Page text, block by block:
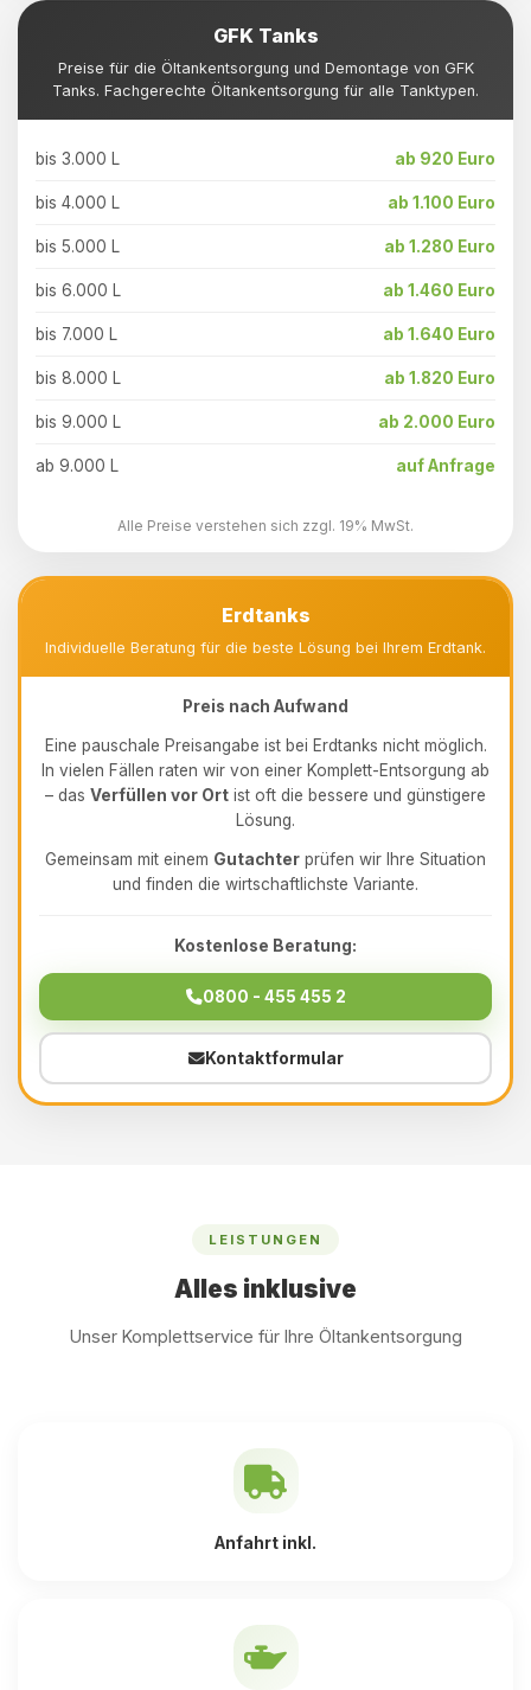
GFK Tanks
Preise für die Öltankentsorgung und Demontage von GFK
Tanks. Fachgerechte Öltankentsorgung für alle Tanktypen.
bis 3.000 L ab 920 Euro
bis 4.000 L ab 1.100 Euro
bis 5.000 L ab 1.280 Euro
bis 6.000 L ab 1.460 Euro
bis 7.000 L ab 1.640 Euro
bis 8.000 L ab 1.820 Euro
bis 9.000 L ab 2.000 Euro
ab 9.000 L auf Anfrage
Alle Preise verstehen sich zzgl. 19% MwSt.
Erdtanks
Individuelle Beratung für die beste Lösung bei Ihrem Erdtank.
Preis nach Aufwand
Eine pauschale Preisangabe ist bei Erdtanks nicht möglich.
In vielen Fällen raten wir von einer Komplett-Entsorgung ab
– das Verfüllen vor Ort ist oft die bessere und günstigere
Lösung.
Gemeinsam mit einem Gutachter prüfen wir Ihre Situation
und finden die wirtschaftlichste Variante.
Kostenlose Beratung:
0800 - 455 455 2
Kontaktformular
LEISTUNGEN
Alles inklusive
Unser Komplettservice für Ihre Öltankentsorgung
Anfahrt inkl.